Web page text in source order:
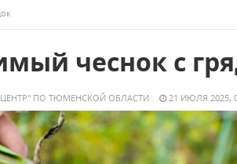
чеснок с
ПО ТЮМЕНСКОЙ ОБЛАСТИ 21 ИЮЛЯ 2025,